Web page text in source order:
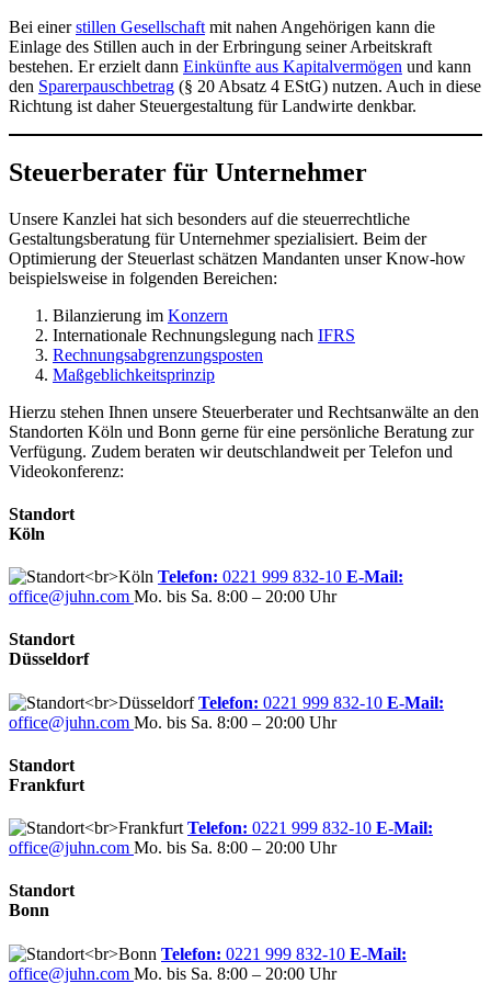
Bei einerstillen Gesellschaft mit nahen Angehörigen kann die
Einlage des Stillen auch in der Erbringung seiner Arbeitskraft
bestehen. Er erzielt dann Einkünfte aus Kapitalvermögen und kann
den Sparerpauschbetrag (§ 20 Absatz 4 EStG) nutzen. Auch in diese
Richtung ist daher Steuergestaltung für Landwirte denkbar.
Steuerberater für Unternehmer
Unsere Kanzlei hat sich besonders auf die steuerrechtliche
Gestaltungsberatung für Unternehmer spezialisiert. Beim der
Optimierung der Steuerlast schätzen Mandanten unser Know-how
beispielsweise in folgenden Bereichen:
Bilanzierung im Konzern
Internationale Rechnungslegung nach IFRS
Rechnungsabgrenzungsposten
Maßgeblichkeitsprinzip
Hierzu stehen Ihnen unsere Steuerberater und Rechtsanwälte an den
Standorten Köln und Bonn gerne für eine persönliche Beratung zur
Verfügung. Zudem beraten wir deutschlandweit per Telefon und
Videokonferenz:
Standort
Köln
Telefon: 0221 999 832-10 E-Mail:
office@juhn.com Mo. bis Sa. 8:00 – 20:00 Uhr
Standort
Düsseldorf
Telefon: 0221 999 832-10 E-Mail:
office@juhn.com Mo. bis Sa. 8:00 – 20:00 Uhr
Standort
Frankfurt
Telefon: 0221 999 832-10 E-Mail:
office@juhn.com Mo. bis Sa. 8:00 – 20:00 Uhr
Standort
Bonn
Telefon: 0221 999 832-10 E-Mail:
office@juhn.com Mo. bis Sa. 8:00 – 20:00 Uhr